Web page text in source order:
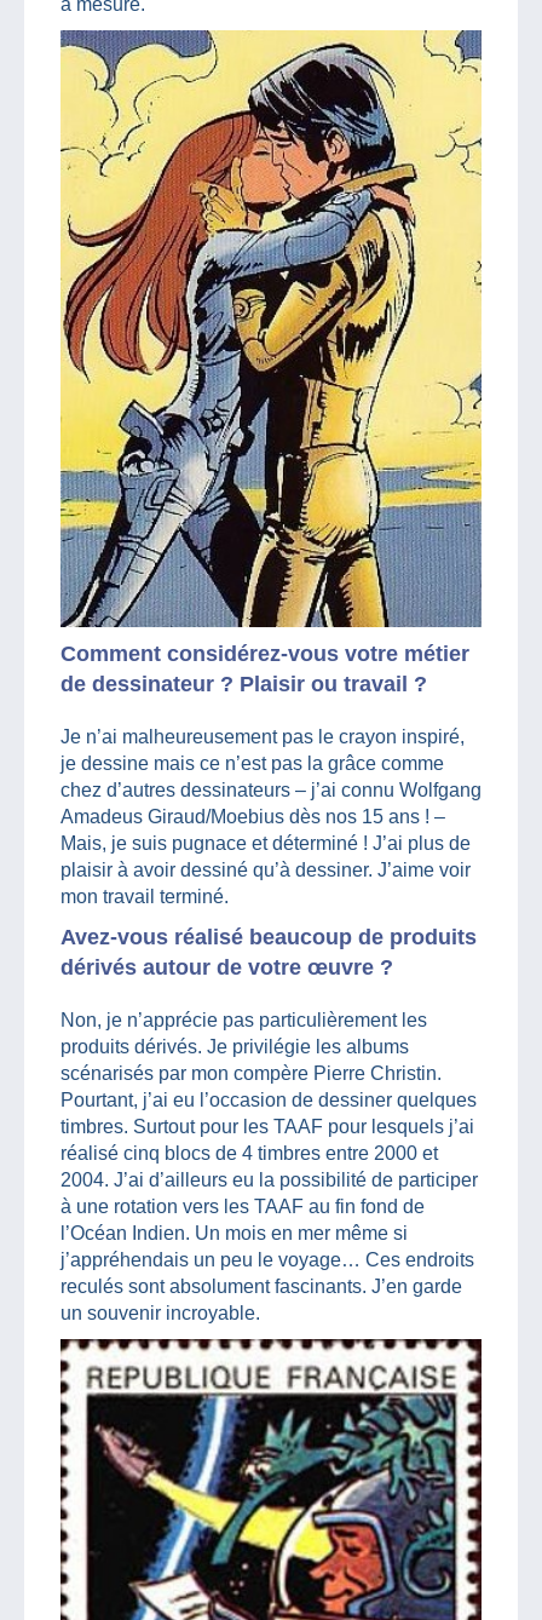
Comment considérez-vous votre métier
de dessinateur ? Plaisir ou travail ?
Je n’ai malheureusement pas le crayon inspiré,
je dessine mais ce n’est pas la grâce comme
chez d’autres dessinateurs – j’ai connu Wolfgang
Amadeus Giraud/Moebius dès nos 15 ans ! –
Mais, je suis pugnace et déterminé ! J’ai plus de
plaisir à avoir dessiné qu’à dessiner. J’aime voir
mon travail terminé.
Avez-vous réalisé beaucoup de produits
dérivés autour de votre œuvre ?
Non, je n’apprécie pas particulièrement les
produits dérivés. Je privilégie les albums
scénarisés par mon compère Pierre Christin.
Pourtant, j’ai eu l’occasion de dessiner quelques
timbres. Surtout pour les TAAF pour lesquels j’ai
réalisé cinq blocs de 4 timbres entre 2000 et
2004. J’ai d’ailleurs eu la possibilité de participer
à une rotation vers les TAAF au fin fond de
l’Océan Indien. Un mois en mer même si
j’appréhendais un peu le voyage… Ces endroits
reculés sont absolument fascinants. J’en garde
un souvenir incroyable.